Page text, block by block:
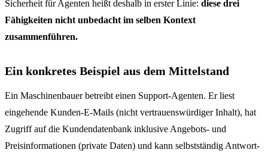
Sicherheit für Agenten heißt deshalb in erster Linie: diese drei
Fähigkeiten nicht unbedacht im selben Kontext
zusammenführen.
Ein konkretes Beispiel aus dem Mittelstand
Ein Maschinenbauer betreibt einen Support-Agenten. Er liest
eingehende Kunden-E-Mails (nicht vertrauenswürdiger Inhalt), hat
Zugriff auf die Kundendatenbank inklusive Angebots- und
Preisinformationen (private Daten) und kann selbstständig Antwort-